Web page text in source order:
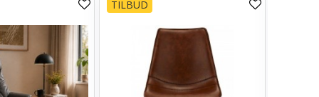
TILBUD